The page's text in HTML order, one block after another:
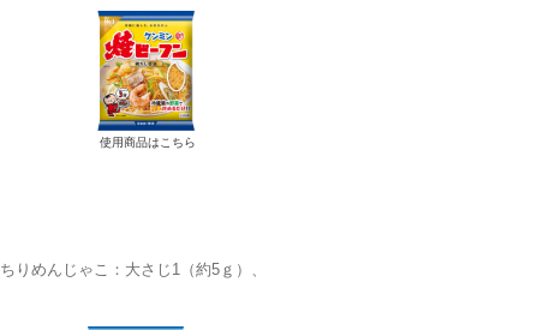
使用商品はこちら
ちりめんじゃこ：大さじ1（約5ｇ）